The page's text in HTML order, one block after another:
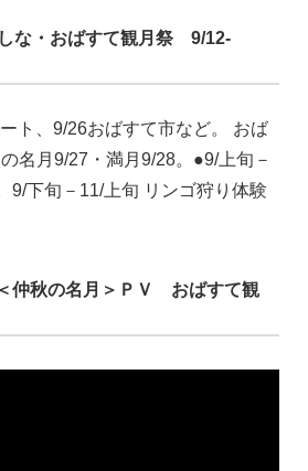
な・おばすて観月祭 9/12-
ト、9/26おばすて市など。 おば
名月9/27・満月9/28。●9/上旬－
9/下旬－11/上旬 リンゴ狩り体験
仲秋の名月＞ＰＶ おばすて観